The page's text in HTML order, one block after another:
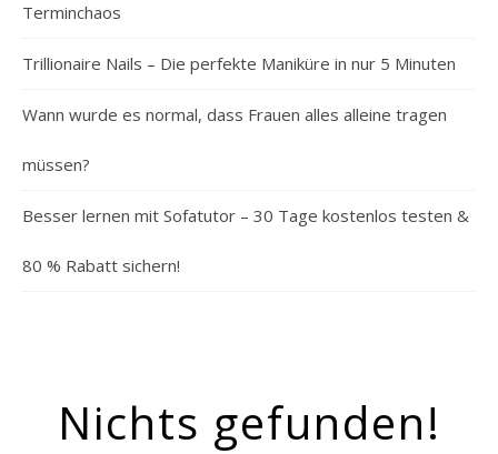
Terminchaos
Trillionaire Nails – Die perfekte Maniküre in nur 5 Minuten
Wann wurde es normal, dass Frauen alles alleine tragen
müssen?
Besser lernen mit Sofatutor – 30 Tage kostenlos testen &
80 % Rabatt sichern!
Nichts gefunden!